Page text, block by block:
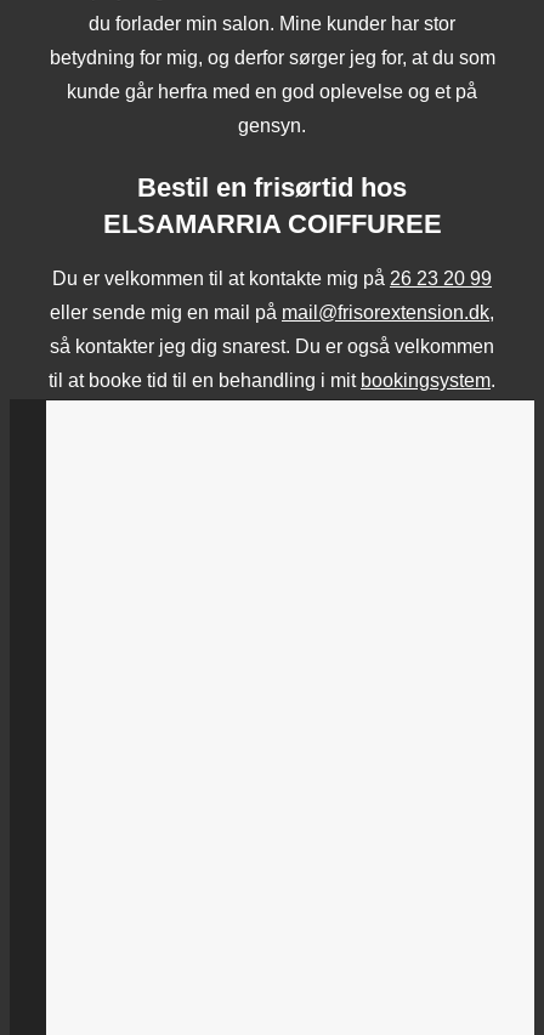
du forlader min salon. Mine kunder har stor
betydning for mig, og derfor sørger jeg for, at du som
kunde går herfra med en god oplevelse og et på
gensyn.
Bestil en frisørtid hos
ELSAMARRIA COIFFUREE
Du er velkommen til at kontakte mig på 26 23 20 99
eller sende mig en mail på mail@frisorextension.dk,
så kontakter jeg dig snarest. Du er også velkommen
til at booke tid til en behandling i mit bookingsystem.